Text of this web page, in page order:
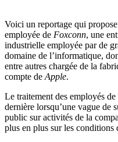
Voici un reportage qui
employée de Foxconn, une
industrielle employée par de
domaine de l’informatique,
entre autres chargée de la
compte deApple.
Le traitement des employés de
dernière lorsqu’une vague de
public sur activités de la
plus en plus sur les conditions